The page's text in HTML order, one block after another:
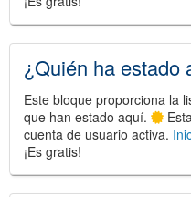
¿Quién ha estado
Este bloque proporciona la
que han estado aquí.
cuenta de usuario activa.
¡Es gratis!